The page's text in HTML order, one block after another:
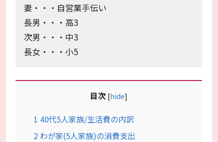
妻・・・自営業手伝い
長男・・・高3
次男・・・中3
長女・・・小5
目次 [hide]
1 40代5人家族/生活費の内訳
2 わが家(5人家族)の消費支出